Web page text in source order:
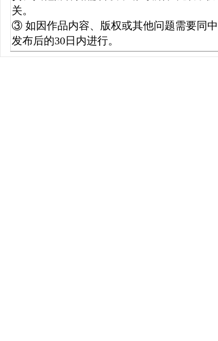
关。
③ 如因作品内容、版权或其他问题需要同
发布后的30日内进行。